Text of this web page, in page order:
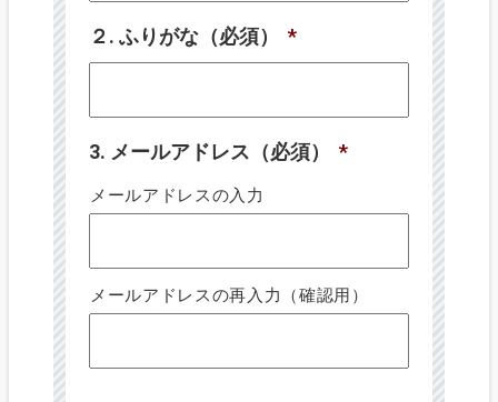
２. ふりがな（必須） *
3. メールアドレス（必須） *
メールアドレスの入力
メールアドレスの再入力（確認用）